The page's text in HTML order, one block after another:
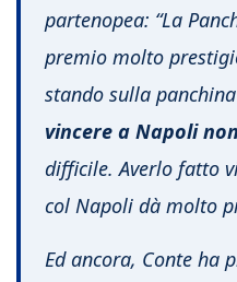
partenopea: “La
premio molto
stando sulla
vincere a Napoli
difficile. Averlo fatto
col Napoli dà molto
Ed ancora, Conte ha